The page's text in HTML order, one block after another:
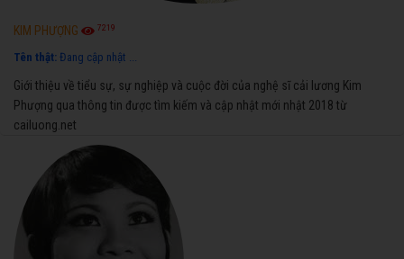
KIM PHƯỢNG 7219
Tên thật: Đang cập nhật ...
Giới thiệu về tiểu sự, sự nghiệp và cuộc đời của nghệ sĩ cải lương Kim
Phượng qua thông tin được tìm kiếm và cập nhật mới nhật 2018 từ
cailuong.net